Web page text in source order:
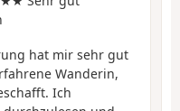
hat mir sehr gut
Wanderin,
Ich